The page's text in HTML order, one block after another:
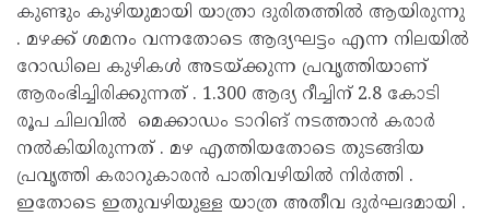
കുണ്ടും കുഴിയുമായി യാത്രാ ദുരിതത്തിൽ ആയിരുന്നു
. മഴക്ക് ശമനം വന്നതോടെ ആദ്യഘട്ടം എന്ന നിലയിൽ
റോഡിലെ കുഴികൾ അടയ്ക്കുന്ന പ്രവൃത്തിയാണ്
ആരംഭിച്ചിരിക്കുന്നത് . 1.300 ആദ്യ റീച്ചിന് 2.8 കോടി
രൂപ ചിലവിൽ മെക്കാഡം ടാറിങ് നടത്താൻ കരാർ
നൽകിയിരുന്നത് . മഴ എത്തിയതോടെ തുടങ്ങിയ
പ്രവൃത്തി കരാറുകാരൻ പാതിവഴിയിൽ നിർത്തി .
ഇതോടെ ഇതുവഴിയുള്ള യാത്ര അതീവ ദുർഘദമായി .